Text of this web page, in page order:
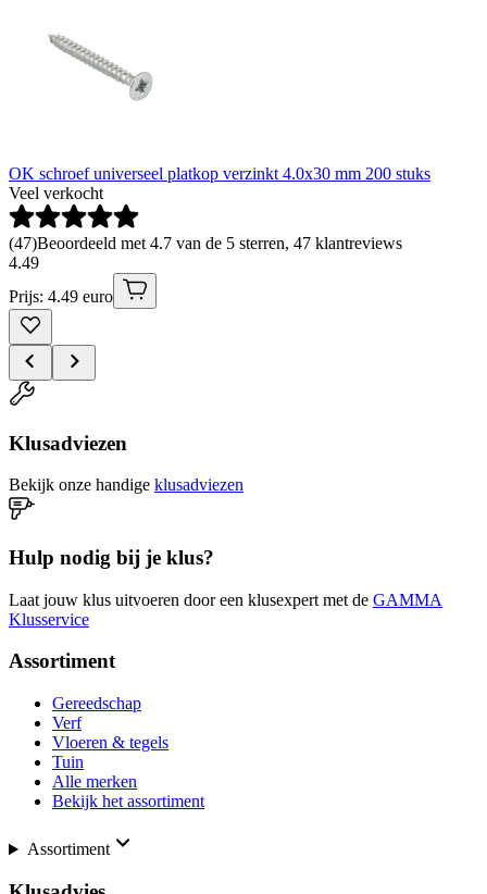
OK schroef universeel platkop verzinkt 4.0x30 mm 200 stuks
Veel verkocht
(47)Beoordeeld met 4.7 van de 5 sterren, 47 klantreviews
4.49
Prijs: 4.49 euro
Klusadviezen
Bekijk onze handige klusadviezen
Hulp nodig bij je klus?
Laat jouw klus uitvoeren door een klusexpert met de GAMMA
Klusservice
Assortiment
Gereedschap
Verf
Vloeren & tegels
Tuin
Alle merken
Bekijk het assortiment
Assortiment